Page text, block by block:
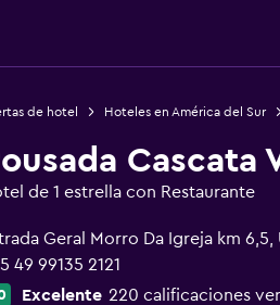
de hotel Hoteles en América del Sur
Cascata
de 1 estrella con Restaurante
Geral Morro Da Igreja km
49 99135 2121
Excelente 220 calificaciones